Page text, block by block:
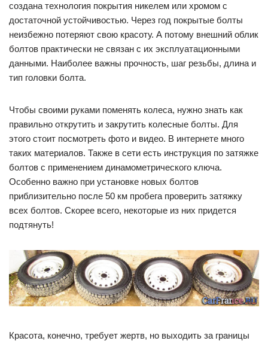
создана технология покрытия никелем или хромом с
достаточной устойчивостью. Через год покрытые болты
неизбежно потеряют свою красоту. А потому внешний облик
болтов практически не связан с их эксплуатационными
данными. Наиболее важны прочность, шаг резьбы, длина и
тип головки болта.
Чтобы своими руками поменять колеса, нужно знать как
правильно открутить и закрутить колесные болты. Для
этого стоит посмотреть фото и видео. В интернете много
таких материалов. Также в сети есть инструкция по затяжке
болтов с применением динамометрического ключа.
Особенно важно при установке новых болтов
приблизительно после 50 км пробега проверить затяжку
всех болтов. Скорее всего, некоторые из них придется
подтянуть!
Красота, конечно, требует жертв, но выходить за границы